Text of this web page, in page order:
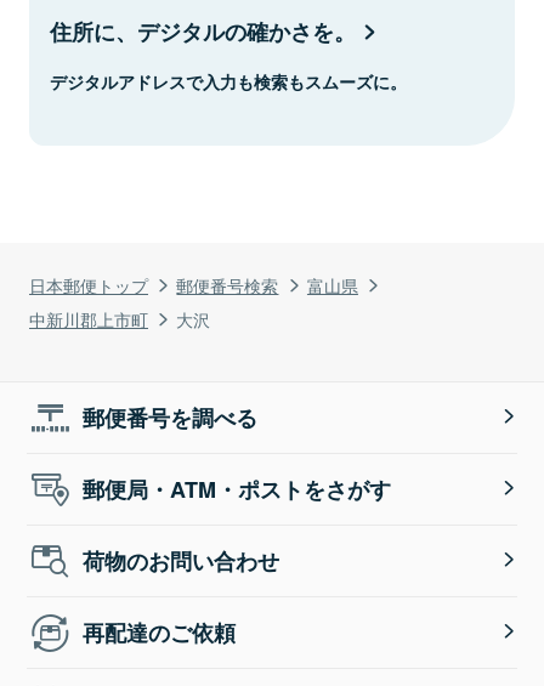
日本郵便トップ 郵便番号検索
富山県
中新川郡上市町
大沢
住所に、デジタルの確かさを。
デジタルアドレスで入力も検索もスムーズに。
郵便番号を調べる
郵便局・ATM・ポストをさがす
荷物のお問い合わせ
再配達のご依頼